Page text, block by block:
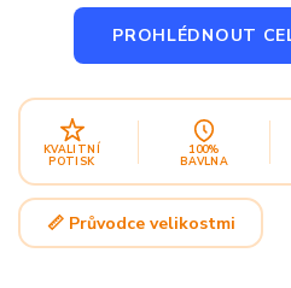
PROHLÉDNOUT
KVALITNÍ
POTISK
100%
BAVLNA
📏 Průvodce velikostmi